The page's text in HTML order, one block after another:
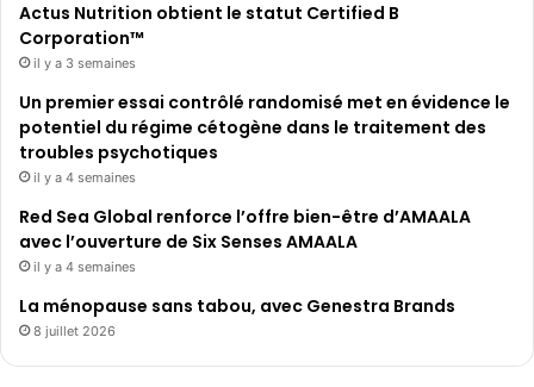
Actus Nutrition obtient le statut Certified B
Corporation™
il y a 3 semaines
Un premier essai contrôlé randomisé met en évidence le
potentiel du régime cétogène dans le traitement des
troubles psychotiques
il y a 4 semaines
Red Sea Global renforce l’offre bien-être d’AMAALA
avec l’ouverture de Six Senses AMAALA
il y a 4 semaines
La ménopause sans tabou, avec Genestra Brands
8 juillet 2026